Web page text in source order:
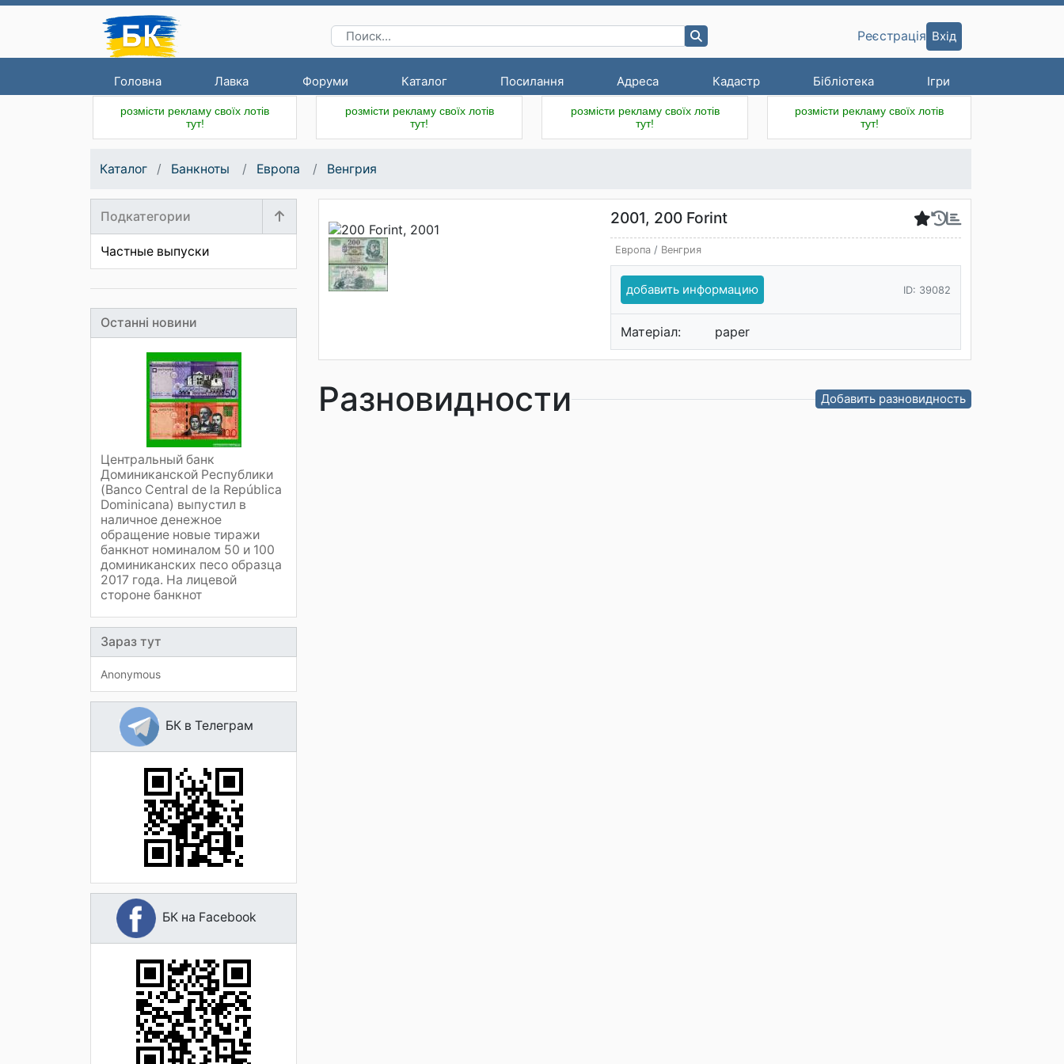
Головна Лавка Форуми Каталог Посилання Адреса Кадастр Бібліотека Ігри
Реєстрація Вхід
розмісти рекламу своїх лотів
тут!
розмісти рекламу своїх лотів
тут!
розмісти рекламу своїх лотів
тут!
розмісти рекламу своїх лотів
тут!
Каталог Банкноты Европа Венгрия
Подкатегории
Частные выпуски
Останні новини
Центральный банк
Доминиканской Республики
(Banco Central de la República
Dominicana) выпустил в
наличное денежное
обращение новые тиражи
банкнот номиналом 50 и 100
доминиканских песо образца
2017 года. На лицевой
стороне банкнот
Зараз тут
Anonymous
БК в Телеграм
БК на Facebook
2001, 200 Forint
Европа / Венгрия
добавить информацию ID: 39082
Матеріал: paper
Разновидности Добавить разновидность